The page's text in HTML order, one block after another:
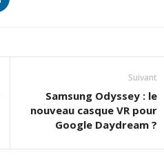
Suivant
Samsung Odyssey : le
nouveau casque VR pour
Google Daydream ?